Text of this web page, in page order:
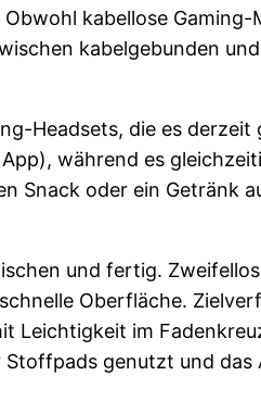
kabellose
kabelgebunden
Headsets, die es
während es
Snack oder ein Getränk
und fertig.
Oberfläche.
Leichtigkeit im
genutzt und